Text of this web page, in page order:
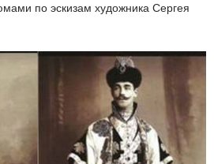
по эскизам художника Сергея